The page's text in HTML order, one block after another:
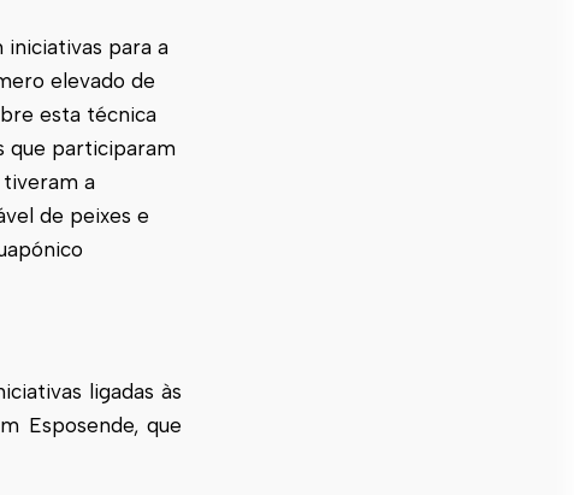
para a
elevado de
esta técnica
que participaram
a
de peixes e
ligadas às
Esposende, que